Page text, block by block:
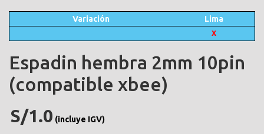
Variación Lima
X
Espadin hembra 2mm 10pin
(compatible xbee)
S/1.0 (incluye IGV)